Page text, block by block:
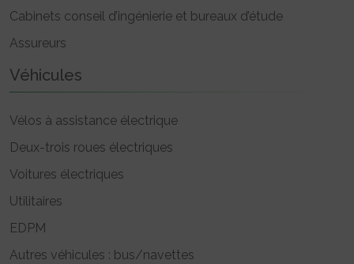
Cabinets conseil d’ingénierie et bureaux d’étude
Assureurs
Véhicules
Vélos à assistance électrique
Deux-trois roues électriques
Voitures électriques
Utilitaires
EDPM
Autres véhicules : bus/navettes